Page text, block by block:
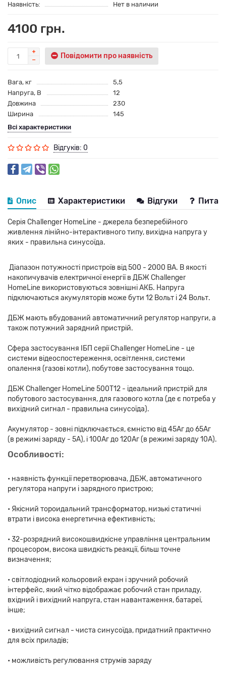
Наявність:
Нет в наличии
4100 грн.
Повідомити про наявність
Вага, кг
5,5
Напруга, В
12
Довжина
230
Ширина
145
Всі характеристики
Відгуків: 0
Опис Характеристики Відгуки
Серія Challenger HomeLine - джерела безперебійного
живлення лінійно-інтерактивного типу, вихідна напруга у
яких - правильна синусоїда.
Діапазон потужності пристроїв від 500 - 2000 ВА. В якості
накопичувачів електричної енергії в ДБЖ Challenger
HomeLine використовуються зовнішні АКБ. Напруга
підключаються акумуляторів може бути 12 Вольт і 24 Вольт.
ДБЖ мають вбудований автоматичний регулятор напруги, а
також потужний зарядний пристрій.
Сфера застосування ІБП серії Challenger HomeLine - це
системи відеоспостереження, освітлення, системи
опалення (газові котли), побутове застосування тощо.
ДБЖ Challenger HomeLine 500T12 - ідеальний пристрій для
побутового застосування, для газового котла (де є потреба у
вихідний сигнал - правильна синусоїда).
Акумулятор - зовні підключається, ємністю від 45Аг до 65Аг
(в режимі заряду - 5А), і 100Аг до 120Аг (в режимі заряду 10А).
Особливості:
• наявність функції перетворювача, ДБЖ, автоматичного
регулятора напруги і зарядного пристрою;
• Якісний тороидальний трансформатор, низькі статичні
втрати і висока енергетична ефективність;
• 32-розрядний високошвидкісне управління центральним
процесором, висока швидкість реакції, більш точне
визначення;
• світлодіодний кольоровий екран і зручний робочий
інтерфейс, який чітко відображає робочий стан приладу,
вхідний і вихідний напруга, стан навантаження, батареї,
інше;
• вихідний сигнал - чиста синусоїда, придатний практично
для всіх приладів;
• можливість регулювання струмів заряду